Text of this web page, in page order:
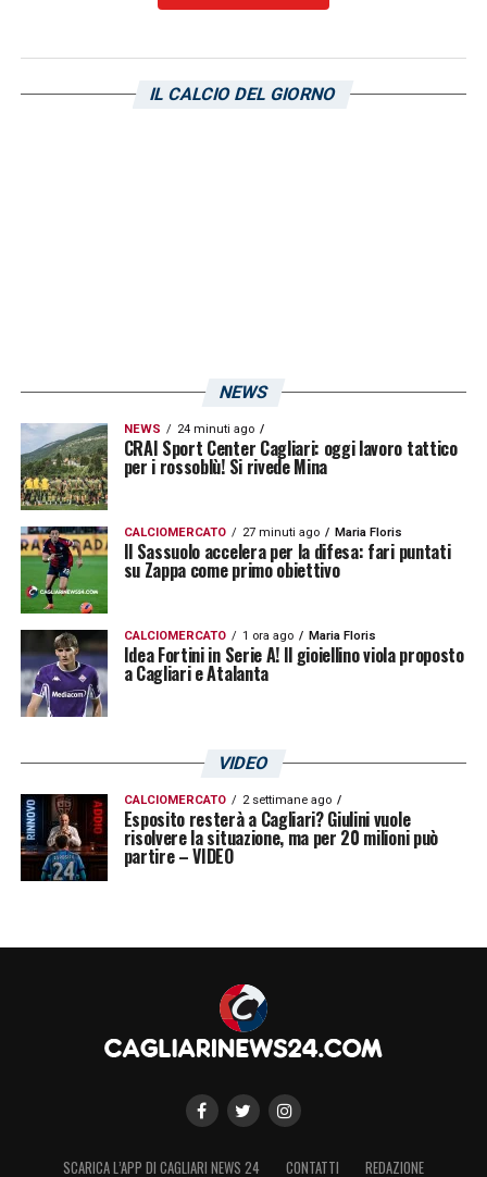
IL CALCIO DEL GIORNO
NEWS
NEWS 24 minuti ago
CRAI Sport Center Cagliari: oggi lavoro tattico
per i rossoblù! Si rivede Mina
CALCIOMERCATO 27 minuti ago Maria Floris
Il Sassuolo accelera per la difesa: fari puntati
su Zappa come primo obiettivo
CALCIOMERCATO 1 ora ago Maria Floris
Idea Fortini in Serie A! Il gioiellino viola proposto
a Cagliari e Atalanta
VIDEO
CALCIOMERCATO 2 settimane ago
Esposito resterà a Cagliari? Giulini vuole
risolvere la situazione, ma per 20 milioni può
partire – VIDEO
SCARICA L’APP DI CAGLIARI NEWS 24 CONTATTI REDAZIONE